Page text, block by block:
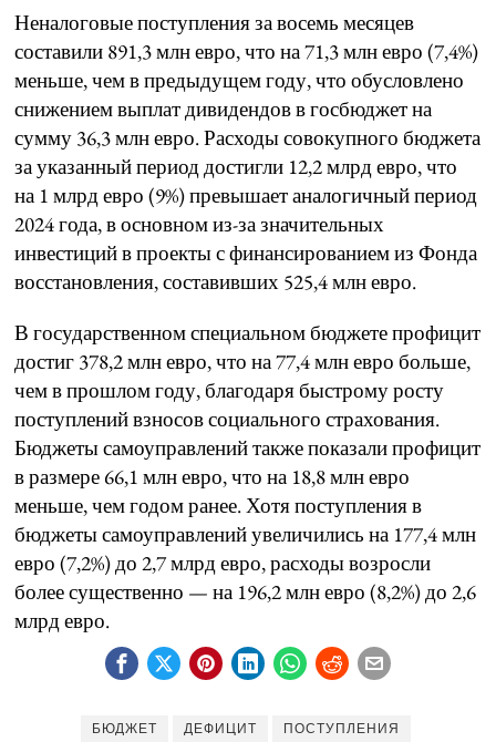
Неналоговые поступления за восемь месяцев
составили 891,3 млн евро, что на 71,3 млн евро (7,4%)
меньше, чем в предыдущем году, что обусловлено
снижением выплат дивидендов в госбюджет на
сумму 36,3 млн евро. Расходы совокупного бюджета
за указанный период достигли 12,2 млрд евро, что
на 1 млрд евро (9%) превышает аналогичный период
2024 года, в основном из-за значительных
инвестиций в проекты с финансированием из Фонда
восстановления, составивших 525,4 млн евро.
В государственном специальном бюджете профицит
достиг 378,2 млн евро, что на 77,4 млн евро больше,
чем в прошлом году, благодаря быстрому росту
поступлений взносов социального страхования.
Бюджеты самоуправлений также показали профицит
в размере 66,1 млн евро, что на 18,8 млн евро
меньше, чем годом ранее. Хотя поступления в
бюджеты самоуправлений увеличились на 177,4 млн
евро (7,2%) до 2,7 млрд евро, расходы возросли
более существенно — на 196,2 млн евро (8,2%) до 2,6
млрд евро.
БЮДЖЕТ ДЕФИЦИТ ПОСТУПЛЕНИЯ